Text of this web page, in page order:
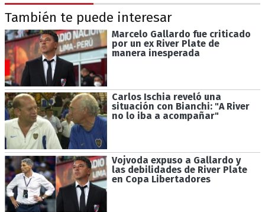
También te puede interesar
Marcelo Gallardo fue criticado
por un ex River Plate de
manera inesperada
Carlos Ischia reveló una
situación con Bianchi: "A River
no lo iba a acompañar"
Vojvoda expuso a Gallardo y
las debilidades de River Plate
en Copa Libertadores